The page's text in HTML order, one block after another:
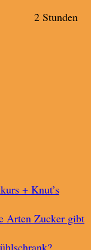
2 Stunden
+ Knut’s
Arten Zucker gibt